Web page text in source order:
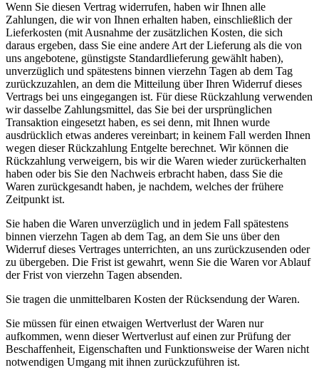
Wenn Sie diesen Vertrag widerrufen, haben wir Ihnen alle
Zahlungen, die wir von Ihnen erhalten haben, einschließlich der
Lieferkosten (mit Ausnahme der zusätzlichen Kosten, die sich
daraus ergeben, dass Sie eine andere Art der Lieferung als die von
uns angebotene, günstigste Standardlieferung gewählt haben),
unverzüglich und spätestens binnen vierzehn Tagen ab dem Tag
zurückzuzahlen, an dem die Mitteilung über Ihren Widerruf dieses
Vertrags bei uns eingegangen ist. Für diese Rückzahlung verwenden
wir dasselbe Zahlungsmittel, das Sie bei der ursprünglichen
Transaktion eingesetzt haben, es sei denn, mit Ihnen wurde
ausdrücklich etwas anderes vereinbart; in keinem Fall werden Ihnen
wegen dieser Rückzahlung Entgelte berechnet. Wir können die
Rückzahlung verweigern, bis wir die Waren wieder zurückerhalten
haben oder bis Sie den Nachweis erbracht haben, dass Sie die
Waren zurückgesandt haben, je nachdem, welches der frühere
Zeitpunkt ist.
Sie haben die Waren unverzüglich und in jedem Fall spätestens
binnen vierzehn Tagen ab dem Tag, an dem Sie uns über den
Widerruf dieses Vertrages unterrichten, an uns zurückzusenden oder
zu übergeben. Die Frist ist gewahrt, wenn Sie die Waren vor Ablauf
der Frist von vierzehn Tagen absenden.
Sie tragen die unmittelbaren Kosten der Rücksendung der Waren.
Sie müssen für einen etwaigen Wertverlust der Waren nur
aufkommen, wenn dieser Wertverlust auf einen zur Prüfung der
Beschaffenheit, Eigenschaften und Funktionsweise der Waren nicht
notwendigen Umgang mit ihnen zurückzuführen ist.